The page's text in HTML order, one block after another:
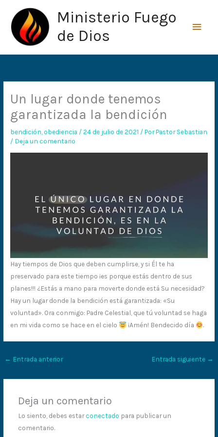
contenido
Ministerio Fuego
de Dios
Un lugar donde tenemos
garantizada la bendición
bendición ,obediencia /24 de julio de 2021 / PorPastor Sebastian
/ Deja un comentario
Hay tiempos de Dios que deben cumplirse, y si Él te ha
preservado para este tiempo ¡es porque estás dentro de sus
planes!!! ¿Estás a mano para moverte donde está Su necesidad?
Hay un lugar donde la bendición está garantizada: «Su
voluntad». Ora conmigo: Padre Celestial, que tú voluntad se haga
en mi vida como se hace en el cielo
¡Amén! Bendecido día .
← Entrada anterior Entrada siguiente →
Deja un comentario
Lo siento, debes estarconectado para publicar un
comentario.